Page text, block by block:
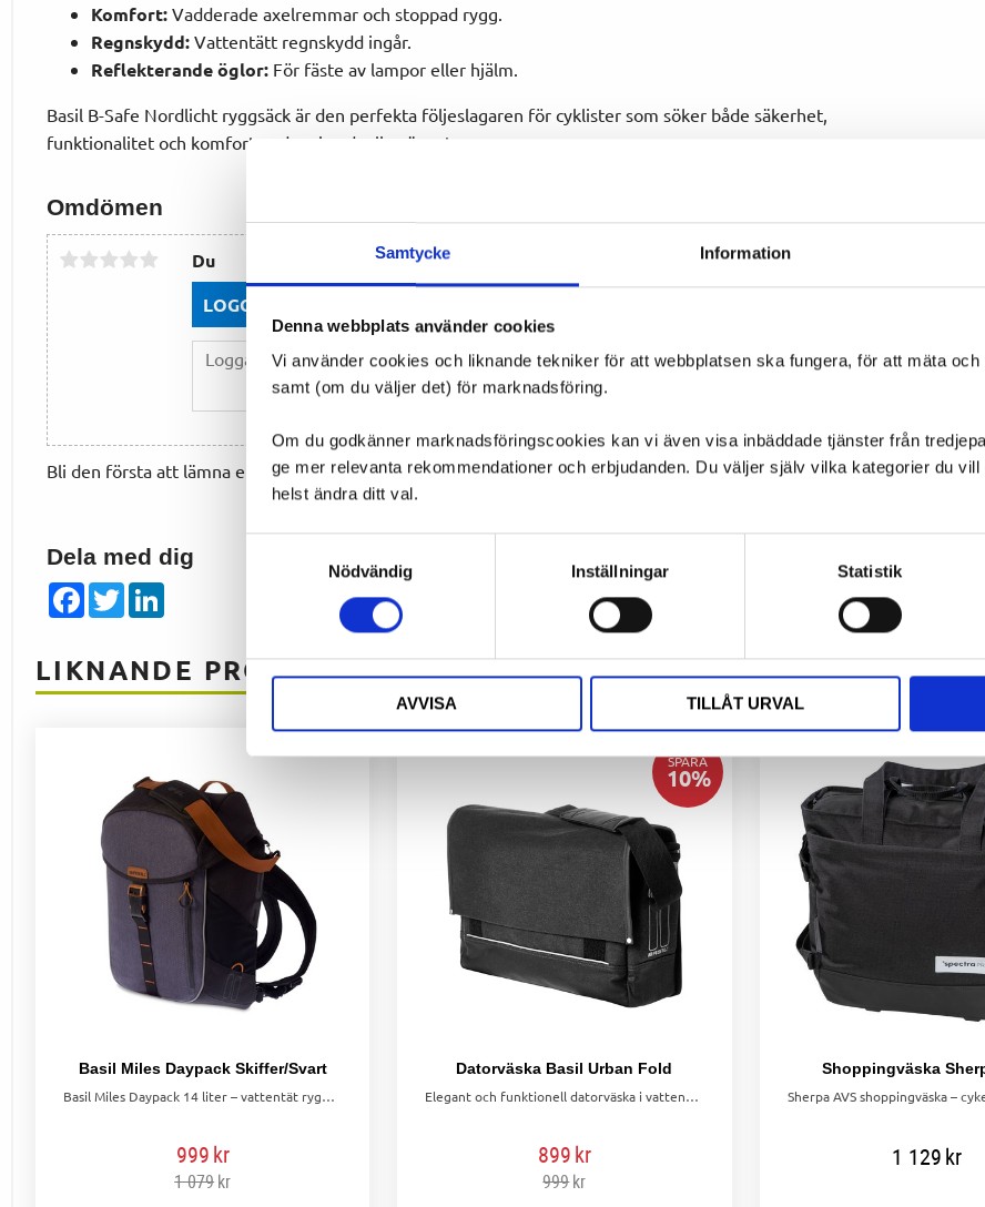
Samtycke Information
Denna webbplats använder cookies
Vi använder cookies och liknande tekniker för att webbplatsen ska fungera, för att mäta
samt (om du väljer det) för marknadsföring.
Om du godkänner marknadsföringscookies kan vi även visa inbäddade tjänster från
ge mer relevanta rekommendationer och erbjudanden. Du väljer själv vilka kategorier du
helst ändra ditt val.
Nödvändig
Inställningar Statistik
AVVISA TILLÅT URVAL
Komfort: Vadderade axelremmar och stoppad rygg.
Regnskydd: Vattentätt regnskydd ingår.
Reflekterande öglor: För fäste av lampor eller hjälm.
Basil B-Safe Nordlicht ryggsäck är den perfekta följeslagaren för cyklister som söker både säkerhet,
funktionalitet och komfort under sina dagliga äventyr.
Dela med dig
Facebook
Twitter
Omdömen
Du
LOGGA IN FÖR ATT GE OMDÖME
Bli den första att lämna ett omdöme.
LIKNANDE PRODUKTER
Basil Miles Daypack Skiffer/Svart
Basil Miles Daypack 14 liter – vattentät ryggsäck med flera bäralternativ och reflekterande detaljer för ökad synlighet.
999kr
1 079kr
Datorväska Basil Urban Fold
Elegant och funktionell datorväska i vattenavvisande canvas med laptopfack, regnskydd och Hook On-system. Perfekt för cykelpendling.
899kr
999kr
SPARA
10%
Shoppingväska
1 129kr